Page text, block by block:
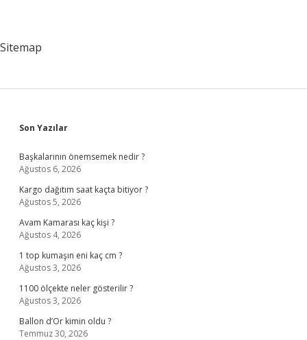
Sitemap
Sidebar
Son Yazılar
Başkalarının önemsemek nedir ?
Ağustos 6, 2026
Kargo dağıtım saat kaçta bitiyor ?
Ağustos 5, 2026
Avam Kamarası kaç kişi ?
Ağustos 4, 2026
1 top kumaşın eni kaç cm ?
Ağustos 3, 2026
1100 ölçekte neler gösterilir ?
Ağustos 3, 2026
Ballon d’Or kimin oldu ?
Temmuz 30, 2026